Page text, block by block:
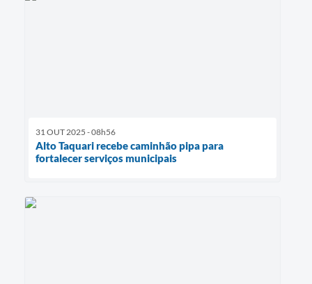
31 OUT 2025 - 08h56
Alto Taquari recebe caminhão pipa para
fortalecer serviços municipais